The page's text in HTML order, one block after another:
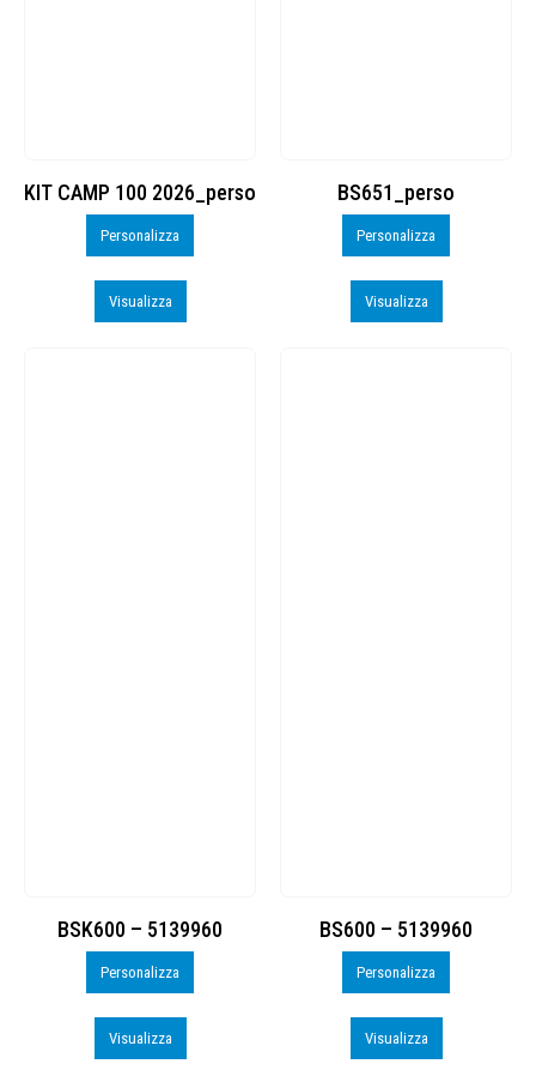
KIT CAMP 100 2026_perso
Personalizza
Visualizza
BS651_perso
Personalizza
Visualizza
BSK600 – 5139960
Personalizza
Visualizza
BS600 – 5139960
Personalizza
Visualizza